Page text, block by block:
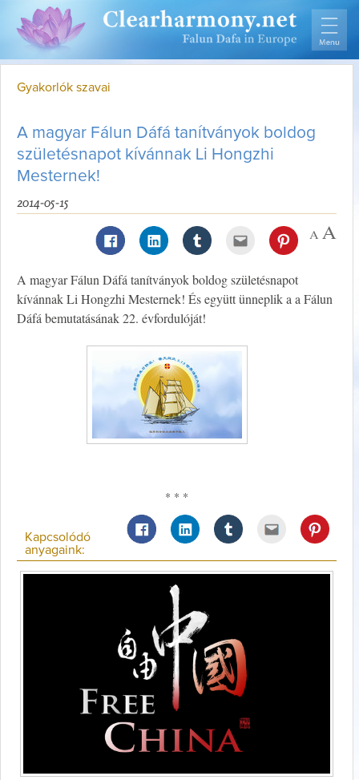
Gyakorlók szavai
A magyar Fálun Dáfá tanítványok boldog
születésnapot kívánnak Li Hongzhi
Mesternek!
2014-05-15
A magyar Fálun Dáfá tanítványok boldog születésnapot
kívánnak Li Hongzhi Mesternek! És együtt ünneplik a a Fálun
Dáfá bemutatásának 22. évfordulóját!
* * *
Kapcsolódó
anyagaink: